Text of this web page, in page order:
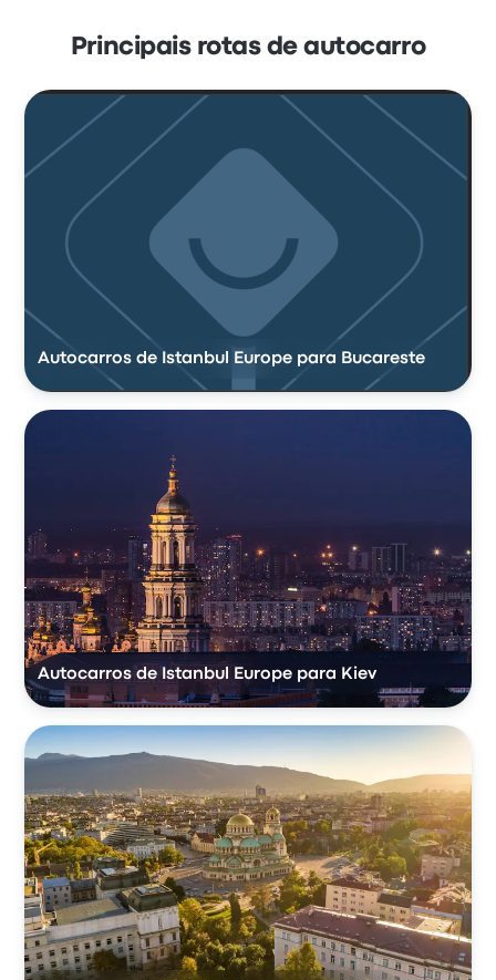
Principais rotas de autocarro
Autocarros de Istanbul Europe para Bucareste
Autocarros de Istanbul Europe para Kiev